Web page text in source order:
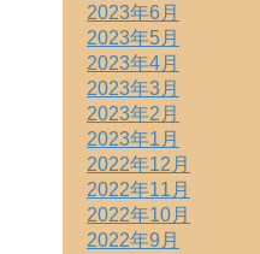
2023年6月
2023年5月
2023年4月
2023年3月
2023年2月
2023年1月
2022年12月
2022年11月
2022年10月
2022年9月